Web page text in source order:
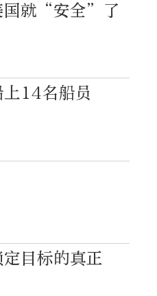
国就“安全”了
14名船员
目标的真正